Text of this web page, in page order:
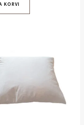
KORVI